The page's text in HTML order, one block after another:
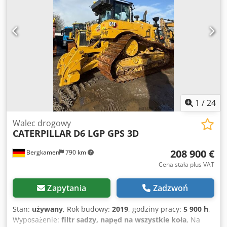
Gumowe nakładki na gąsienicach * Ostrze * Klimatyzacja *
Kamera cofania * Instalacja hydrauliczna * Dobry stan! *
Stan układu jezdnego: ok. 40–50% * Więcej zdjęć i film
wideo dostępnych na życzenie (kontakt przez WhatsApp z
Erikiem) * Cena: 45 900 euro netto + 19% VAT ---- W
przypadku dodatkowych pytań prosimy o kontakt
telefoniczny: Erik Kortum: WhatsApp ?Wszystkie dane bez
gwarancji i odpowiedzialności, zastrzegamy sobie prawo
do błędów i wcześniejszej sprzedaży.?
1 /24
Bergkamen 790 km
Walec drogowy
CATERPILLAR D6 LGP GPS 3D
208 900 €
Cena stała plus VAT
Zapytania Zadzwoń
Stan: używany, Rok budowy: 2019, godziny pracy: 5 900 h,
Wyposażenie: filtr sadzy, napęd na wszystkie koła, Na